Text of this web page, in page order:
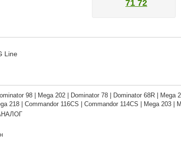
71 72
Line
98 | Mega 202 | Dominator 78 | Dominator 68R | Mega
218 | Commandor 116CS | Commandor 114CS | Mega 203 |